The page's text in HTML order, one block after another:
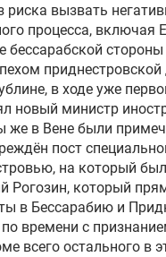
риска вызвать
процесса,
бессарабской
в ходе уже
новый министр
же в Вене были
пост
на который
Рогозин, который
в Бессарабию и
времени с
всего остального в